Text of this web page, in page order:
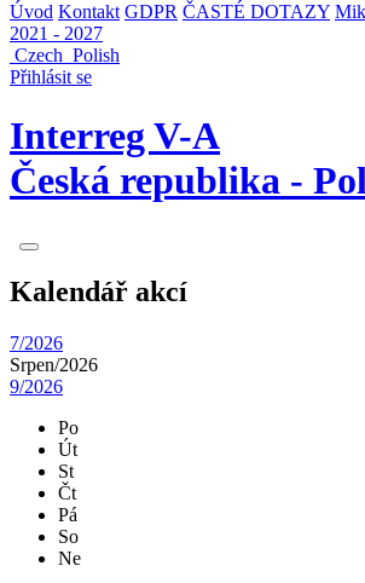
Úvod Kontakt GDPR ČASTÉ DOTAZY
2021 - 2027
Czech Polish
Přihlásit se
Interreg V-A
Česká republika -
Kalendář akcí
7/2026
Srpen/2026
9/2026
Po
Út
St
Čt
Pá
So
Ne